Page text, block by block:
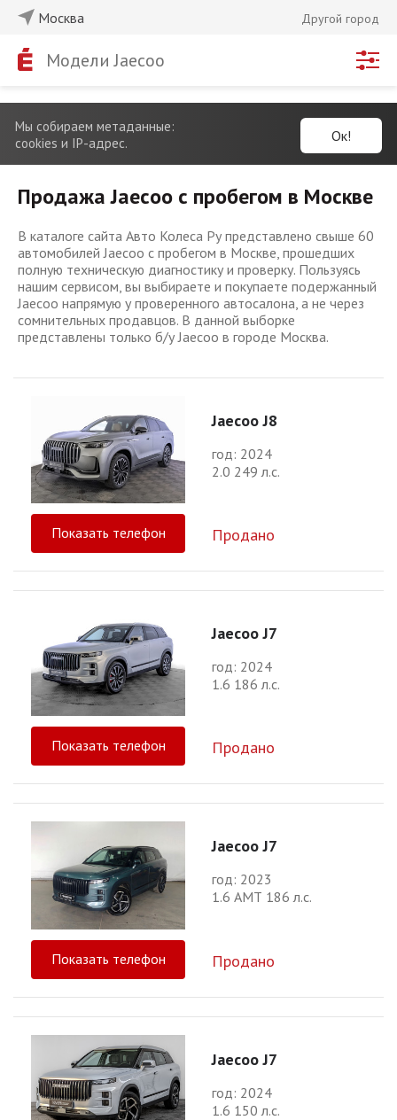
Москва Другой город
Модели Jaecoo
Мы собираем метаданные:
cookies и IP-адрес.
Ок!
Продажа Jaecoo с пробегом в Москве
В каталоге сайта Авто Колеса Ру представлено свыше 60
автомобилей Jaecoo с пробегом в Москве, прошедших
полную техническую диагностику и проверку. Пользуясь
нашим сервисом, вы выбираете и покупаете подержанный
Jaecoo напрямую у проверенного автосалона, а не через
сомнительных продавцов. В данной выборке
представлены только б/у Jaecoo в городе Москва.
Jaecoo J8
год: 2024
2.0 249 л.с.
Показать телефон Продано
Jaecoo J7
год: 2024
1.6 186 л.с.
Показать телефон Продано
Jaecoo J7
год: 2023
1.6 АМТ 186 л.с.
Показать телефон Продано
Jaecoo J7
год: 2024
1.6 150 л.с.